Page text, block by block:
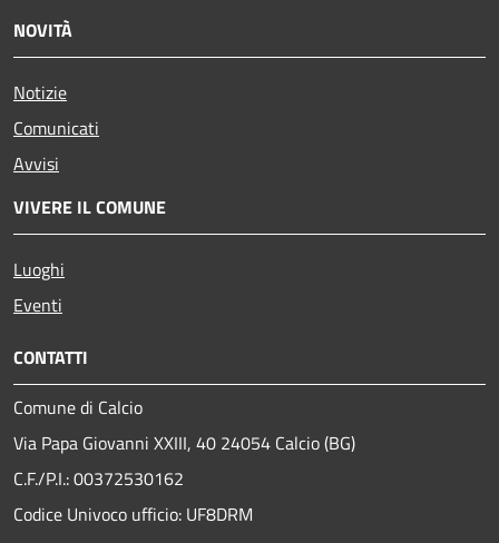
NOVITÀ
Notizie
Comunicati
Avvisi
VIVERE IL COMUNE
Luoghi
Eventi
CONTATTI
Comune di Calcio
Via Papa Giovanni XXIII, 40 24054 Calcio (BG)
C.F./P.I.: 00372530162
Codice Univoco ufficio: UF8DRM